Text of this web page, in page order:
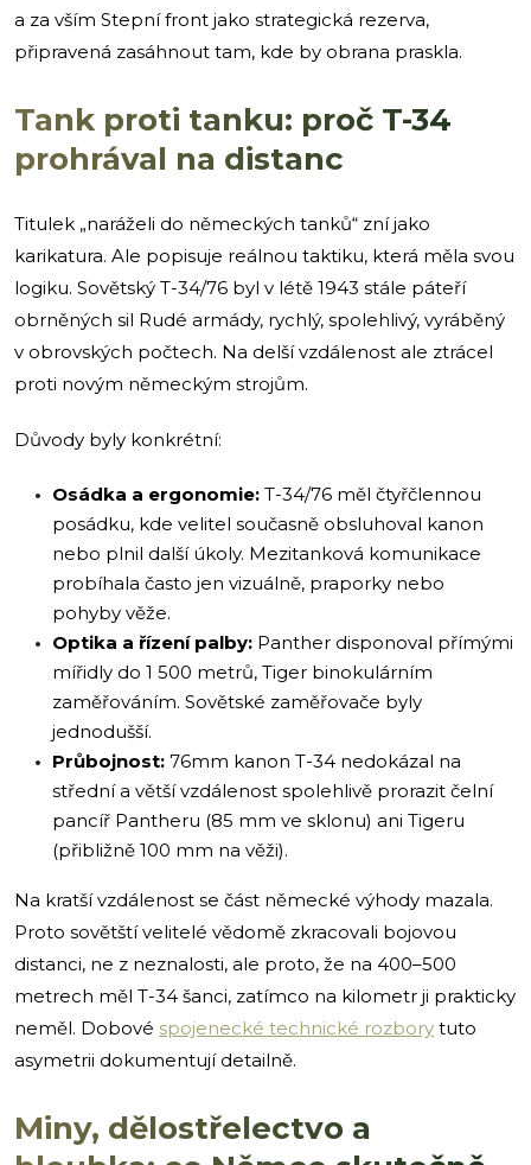
a za vším Stepní front jako strategická rezerva,
připravená zasáhnout tam, kde by obrana praskla.
Tank proti tanku: proč T-34
prohrával na distanc
Titulek „naráželi do německých tanků“ zní jako
karikatura. Ale popisuje reálnou taktiku, která měla svou
logiku. Sovětský T-34/76 byl v létě 1943 stále páteří
obrněných sil Rudé armády, rychlý, spolehlivý, vyráběný
v obrovských počtech. Na delší vzdálenost ale ztrácel
proti novým německým strojům.
Důvody byly konkrétní:
Osádka a ergonomie: T-34/76 měl čtyřčlennou
posádku, kde velitel současně obsluhoval kanon
nebo plnil další úkoly. Mezitanková komunikace
probíhala často jen vizuálně, praporky nebo
pohyby věže.
Optika a řízení palby: Panther disponoval přímými
mířidly do 1 500 metrů, Tiger binokulárním
zaměřováním. Sovětské zaměřovače byly
jednodušší.
Průbojnost: 76mm kanon T-34 nedokázal na
střední a větší vzdálenost spolehlivě prorazit čelní
pancíř Pantheru (85 mm ve sklonu) ani Tigeru
(přibližně 100 mm na věži).
Na kratší vzdálenost se část německé výhody mazala.
Proto sovětští velitelé vědomě zkracovali bojovou
distanci, ne z neznalosti, ale proto, že na 400–500
metrech měl T-34 šanci, zatímco na kilometr ji prakticky
neměl. Dobové spojenecké technické rozbory tuto
asymetrii dokumentují detailně.
Miny, dělostřelectvo a